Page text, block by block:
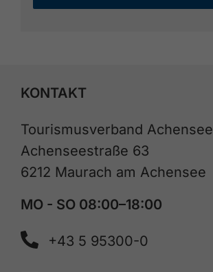
KONTAKT
Tourismusverband Achensee
Achenseestraße 63
6212 Maurach am Achensee
MO - SO 08:00–18:00
+43 5 95300-0